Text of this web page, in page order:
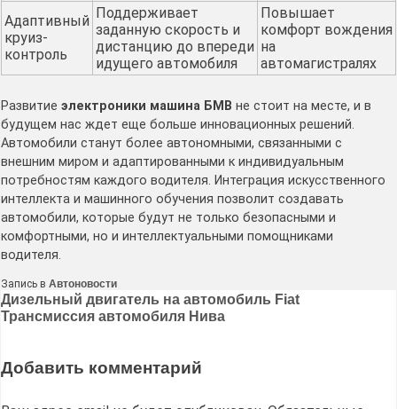
Адаптивный
круиз-
контроль
Поддерживает
заданную скорость и
дистанцию до впереди
идущего автомобиля
Повышает
комфорт вождения
на
автомагистралях
Развитие электроники машина БМВ не стоит на месте, и в
будущем нас ждет еще больше инновационных решений.
Автомобили станут более автономными, связанными с
внешним миром и адаптированными к индивидуальным
потребностям каждого водителя. Интеграция искусственного
интеллекта и машинного обучения позволит создавать
автомобили, которые будут не только безопасными и
комфортными, но и интеллектуальными помощниками
водителя.
Запись в Автоновости
Навигация
по
Дизельный двигатель на автомобиль Fiat
Трансмиссия автомобиля Нива
Добавить комментарий